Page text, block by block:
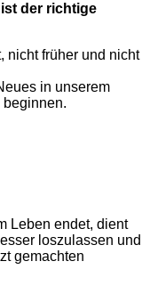
der richtige
nicht früher und nicht
in unserem
beginnen.
Leben endet, dient
loszulassen und
gemachten